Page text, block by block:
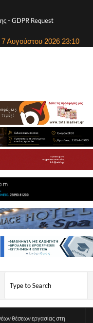
- GDPR Request
Αυγούστου 2026 23:10
θέσεων εργασίας στη